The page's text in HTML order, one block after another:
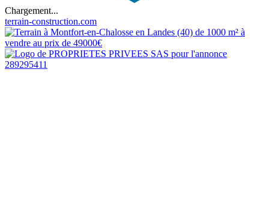
Chargement...
terrain-construction.com